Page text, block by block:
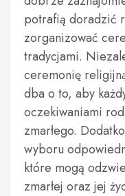
potrafią doradzić
zorganizować
tradycjami.
ceremonię
dba o to, aby
oczekiwaniami
zmarłego.
wyboru
które mogą
zmarłej oraz jej